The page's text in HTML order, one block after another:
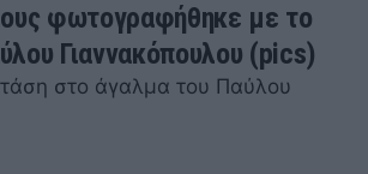
φωτογραφήθηκε με το
Γιαννακόπουλου (pics)
στο άγαλμα του Παύλου